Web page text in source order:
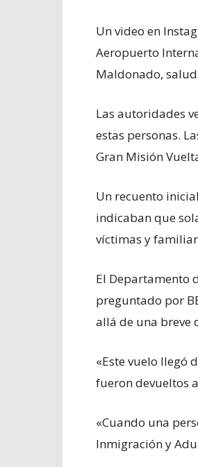
Un video en
Aeropuerto
Maldonado,
Las autoridades
estas personas.
Gran Misión
Un recuento
indicaban que
víctimas y
El Departamento
preguntado por
allá de una breve
«Este vuelo llegó
fueron devueltos
«Cuando una
Inmigración y